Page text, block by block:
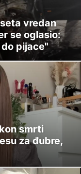
vredan
se oglasio:
pijace"
smrti
za đubre,